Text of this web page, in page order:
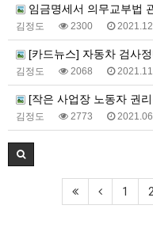
임금명세서 의무교부법
김정도 2300
[카드뉴스] 자동차 검사
김정도 2068
[작은 사업장 노동자 권리찾기
김정도 2773
1 2